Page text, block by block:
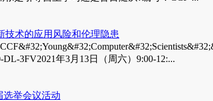
技术的应用风险和伦理隐患
3FV2021年3月13日（周六）9:00-12:...
选举会议活动